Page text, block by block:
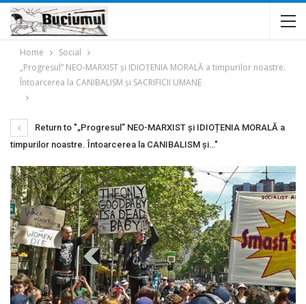
Home
Social
„Progresul” NEO-MARXIST și IDIOȚENIA MORALĂ a timpurilor noastre.
Întoarcerea la CANIBALISM și SACRIFICII UMANE
Return to "„Progresul” NEO-MARXIST și IDIOȚENIA MORALĂ a
timpurilor noastre. Întoarcerea la CANIBALISM și…"